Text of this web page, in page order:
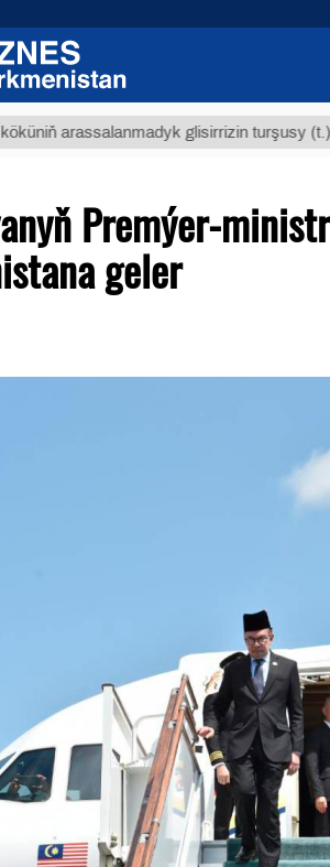
glisirrizin turşusy (t.)
Premýer-
geler